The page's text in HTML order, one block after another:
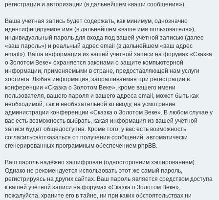
регистрации и авторизации (в дальнейшем «ваши сообщения»).
Ваша учётная запись будет содержать, как минимум, однозначно
идентифицируемое имя (в дальнейшем «ваше имя пользователя»),
индивидуальный пароль для входа под вашей учётной записью (далее
«ваш пароль») и реальный адрес email (в дальнейшем «ваш адрес
email»). Ваша информация из вашей учётной записи на форумах «Сказка
о Золотом Веке» охраняется законами о защите компьютерной
информации, применяемыми в стране, предоставляющей нам услуги
хостинга. Любая информация, запрашиваемая при регистрации в
конференции «Сказка о Золотом Веке», кроме вашего имени
пользователя, вашего пароля и вашего адреса email, может быть как
необходимой, так и необязательной ко вводу, на усмотрение
администрации конференции «Сказка о Золотом Веке». В любом случае у
вас есть возможность выбрать, какая информация из вашей учётной
записи будет общедоступна. Кроме того, у вас есть возможность
согласиться/отказаться от получения сообщений, автоматически
сгенерированных программным обеспечением phpBB.
Ваш пароль надёжно зашифрован (односторонним хэшированием).
Однако не рекомендуется использовать этот же самый пароль,
регистрируясь на других сайтах. Ваш пароль является средством доступа
к вашей учётной записи на форумах «Сказка о Золотом Веке»,
пожалуйста, храните его в тайне, ни при каких обстоятельствах ни